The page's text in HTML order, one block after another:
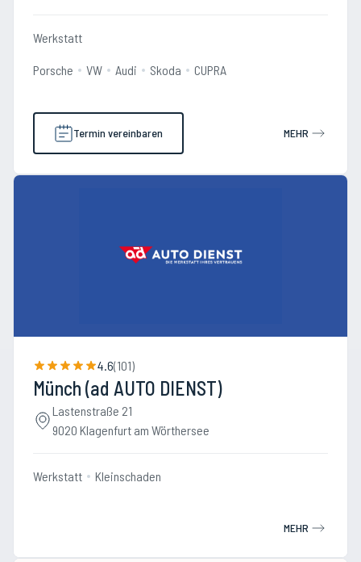
Werkstatt
Porsche VW Audi Skoda CUPRA
Termin vereinbaren MEHR
4.6(101)
Münch (ad AUTO DIENST)
Lastenstraße 21
9020 Klagenfurt am Wörthersee
Werkstatt Kleinschaden
MEHR